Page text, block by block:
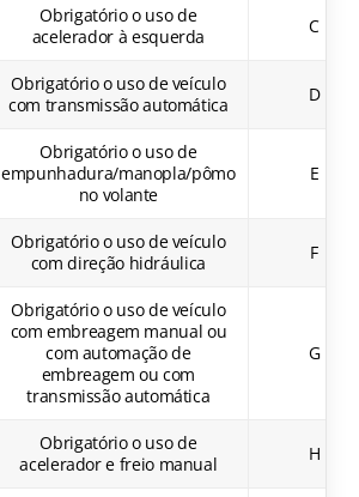
Obrigatório o uso de
acelerador à esquerda
C
Obrigatório o uso de veículo
com transmissão automática
D
Obrigatório o uso de
empunhadura/manopla/pômo
no volante
E
Obrigatório o uso de veículo
com direção hidráulica
F
Obrigatório o uso de veículo
com embreagem manual ou
com automação de
embreagem ou com
transmissão automática
G
Obrigatório o uso de
acelerador e freio manual
H